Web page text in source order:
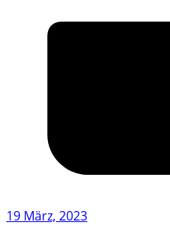
19 März, 2023